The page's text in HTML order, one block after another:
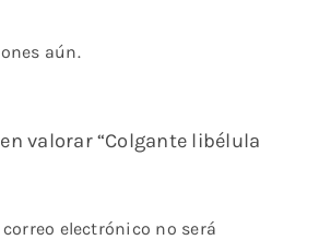
aún.
valorar “Colgante libélula
electrónico no será